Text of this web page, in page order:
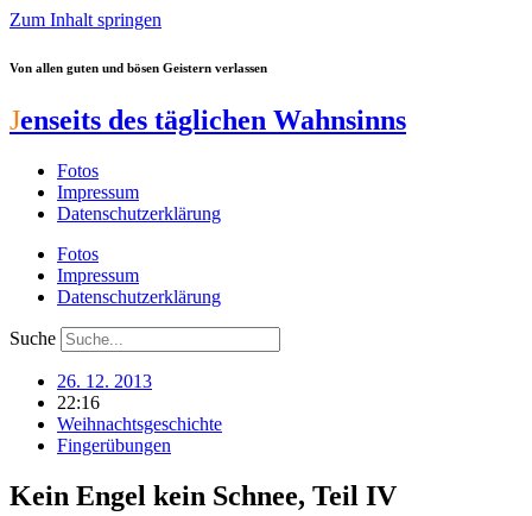
Zum Inhalt springen
Von allen guten und bösen Geistern verlassen
Jenseits des täglichen Wahnsinns
Fotos
Impressum
Datenschutzerklärung
Fotos
Impressum
Datenschutzerklärung
Suche
26. 12. 2013
22:16
Weihnachtsgeschichte
Fingerübungen
Kein Engel kein Schnee, Teil IV